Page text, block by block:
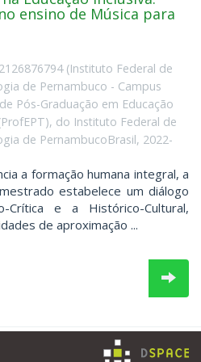
ensino de Música para
(Instituto Federal de
de Pernambuco - Campus
Pós-Graduação em Educação
do Instituto Federal de
de PernambucoBrasil, 2022-
a formação humana integral, a
estabelece um diálogo
e a Histórico-Cultural,
de aproximação ...